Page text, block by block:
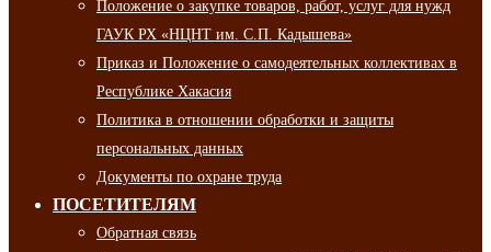
Положение о закупке товаров, работ, услуг для нужд
ГАУК РХ «НЦНТ им. С.П. Кадышева»
Приказ и Положение о самодеятельных коллективах в
Республике Хакасия
Политика в отношении обработки и защиты
персональных данных
Документы по охране труда
ПОСЕТИТЕЛЯМ
Обратная связь